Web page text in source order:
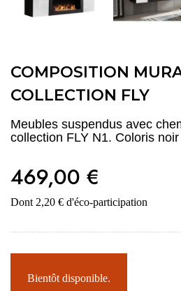
COMPOSITION
COLLECTION FLY
Meubles suspendus avec
collection FLY N1. Coloris
469,00 €
Dont 2,20 € d'éco-participation
Bientôt disponible.